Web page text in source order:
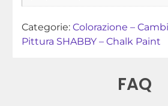
Categorie: Colorazione –
Pittura SHABBY – Chalk Paint
FAQ